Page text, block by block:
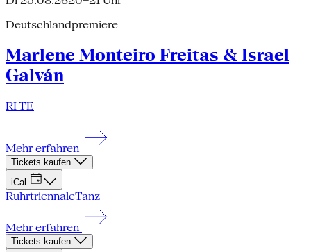
Deutschlandpremiere
Marlene Monteiro Freitas & Israel
Galván
RI TE
Mehr erfahren
Tickets kaufen
iCal
RuhrtriennaleTanz
Mehr erfahren
Tickets kaufen